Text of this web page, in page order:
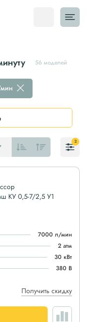
56 моделей
2
КУ 0,5-7/2,5 У1
7000 л/мин
2 атм
30 кВт
380 В
Получить скидку